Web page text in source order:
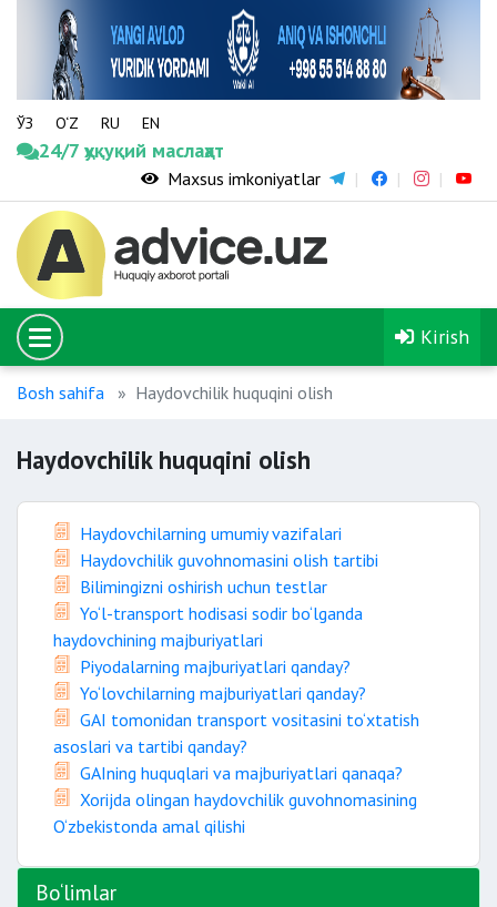
ЎЗ O‘Z RU EN
24/7 ҳуқуқий маслаҳат
Maxsus imkoniyatlar
Kirish
Bosh sahifa Haydovchilik huquqini olish
Haydovchilik huquqini olish
Haydovchilarning umumiy vazifalari
Haydovchilik guvohnomasini olish tartibi
Bilimingizni oshirish uchun testlar
Yo‘l-transport hodisasi sodir bo‘lganda
haydovchining majburiyatlari
Piyodalarning majburiyatlari qanday?
Yo‘lovchilarning majburiyatlari qanday?
GAI tomonidan transport vositasini to‘xtatish
asoslari va tartibi qanday?
GAIning huquqlari va majburiyatlari qanaqa?
Xorijda olingan haydovchilik guvohnomasining
O‘zbekistonda amal qilishi
Bo‘limlar